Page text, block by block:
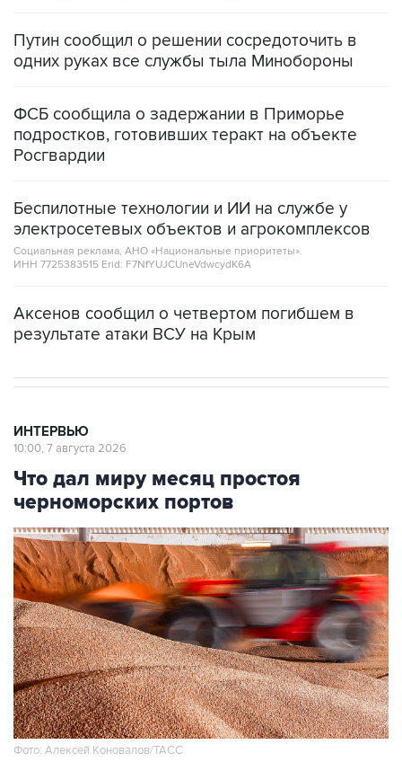
Путин сообщил о решении сосредоточить в
одних руках все службы тыла Минобороны
ФСБ сообщила о задержании в Приморье
подростков, готовивших теракт на объекте
Росгвардии
Беспилотные технологии и ИИ на службе у
электросетевых объектов и агрокомплексов
Социальная реклама, АНО «Национальные приоритеты».
ИНН 7725383515 Erid: F7NfYUJCUneVdwcydK6A
Аксенов сообщил о четвертом погибшем в
результате атаки ВСУ на Крым
ИНТЕРВЬЮ
10:00, 7 августа 2026
Что дал миру месяц простоя
черноморских портов
Фото: Алексей Коновалов/ТАСС